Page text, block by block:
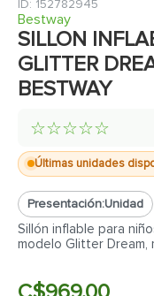
: 152782945
Bestway
SILLON
GLITTER
BESTWAY
☆☆☆☆☆
Últimas unidades
Presentación:Unidad
Sillón inflable para
modelo Glitter Dream,